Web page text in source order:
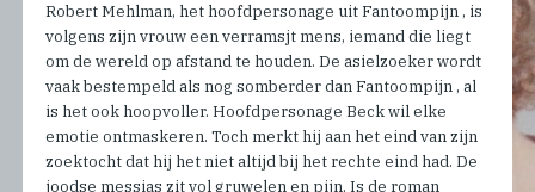
Robert Mehlman, het hoofdpersonage uit Fantoompijn , is
volgens zijn vrouw een verramsjt mens, iemand die liegt
om de wereld op afstand te houden. De asielzoeker wordt
vaak bestempeld als nog somberder dan Fantoompijn , al
is het ook hoopvoller. Hoofdpersonage Beck wil elke
emotie ontmaskeren. Toch merkt hij aan het eind van zijn
zoektocht dat hij het niet altijd bij het rechte eind had. De
joodse messias zit vol gruwelen en pijn. Is de roman